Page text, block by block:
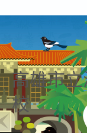
高雄市
校